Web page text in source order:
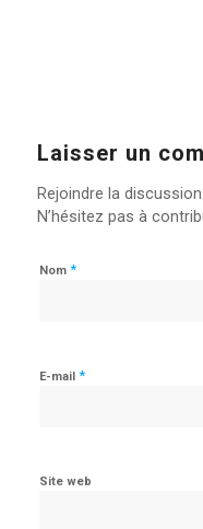
Laisser un
Rejoindre la
N’hésitez pas à
Nom *
E-mail *
Site web